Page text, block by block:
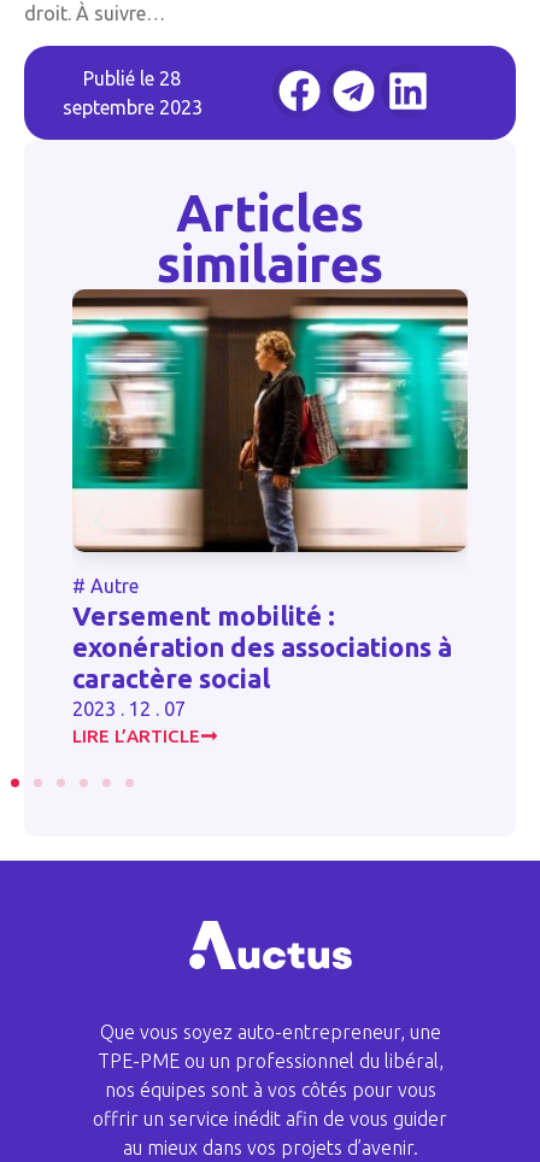
droit. À suivre…
Publié le 28
septembre 2023
Articles
similaires
# Autre
Versement mobilité :
exonération des associations à
caractère social
2023 . 12 . 07
LIRE L’ARTICLE
Que vous soyez auto-entrepreneur, une
TPE-PME ou un professionnel du libéral,
nos équipes sont à vos côtés pour vous
offrir un service inédit afin de vous guider
au mieux dans vos projets d’avenir.